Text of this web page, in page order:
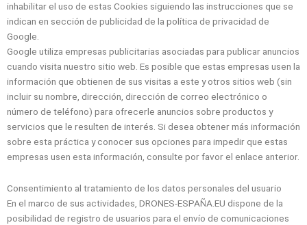
inhabilitar el uso de estas Cookies siguiendo las instrucciones que se
indican en sección de publicidad de la política de privacidad de
Google.
Google utiliza empresas publicitarias asociadas para publicar anuncios
cuando visita nuestro sitio web. Es posible que estas empresas usen la
información que obtienen de sus visitas a este y otros sitios web (sin
incluir su nombre, dirección, dirección de correo electrónico o
número de teléfono) para ofrecerle anuncios sobre productos y
servicios que le resulten de interés. Si desea obtener más información
sobre esta práctica y conocer sus opciones para impedir que estas
empresas usen esta información, consulte por favor el enlace anterior.
Consentimiento al tratamiento de los datos personales del usuario
En el marco de sus actividades, DRONES-ESPAÑA.EU dispone de la
posibilidad de registro de usuarios para el envío de comunicaciones